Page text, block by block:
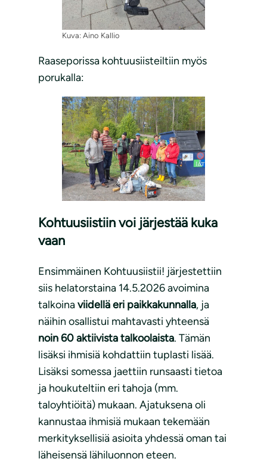
Kuva: Aino Kallio
Raaseporissa kohtuusiisteiltiin myös
porukalla:
Kohtuusiistiin voi järjestää kuka
vaan
Ensimmäinen Kohtuusiistii! järjestettiin
siis helatorstaina 14.5.2026 avoimina
talkoinaviidellä eri paikkakunnalla, ja
näihin osallistui mahtavasti yhteensä
noin 60 aktiivista talkoolaista. Tämän
lisäksi ihmisiä kohdattiin tuplasti lisää.
Lisäksi somessa jaettiin runsaasti tietoa
ja houkuteltiin eri tahoja (mm.
taloyhtiöitä) mukaan. Ajatuksena oli
kannustaa ihmisiä mukaan tekemään
merkityksellisiä asioita yhdessä oman tai
läheisensä lähiluonnon eteen.